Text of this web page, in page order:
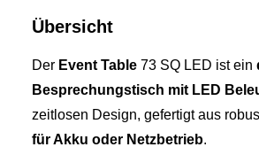
Übersicht
Der Event Table 73 SQ LED ist ein
Besprechungstisch mit LED
zeitlosen Design, gefertigt aus
für Akku oder Netzbetrieb.